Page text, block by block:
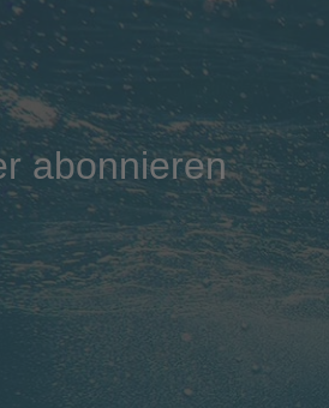
abonnieren